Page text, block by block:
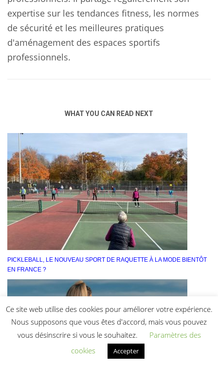
expertise sur les tendances fitness, les normes
de sécurité et les meilleures pratiques
d'aménagement des espaces sportifs
professionnels.
WHAT YOU CAN READ NEXT
PICKLEBALL, LE NOUVEAU SPORT DE RAQUETTE À LA MODE BIENTÔT
EN FRANCE ?
Ce site web utilise des cookies pour améliorer votre expérience.
Nous supposons que vous êtes d'accord, mais vous pouvez
vous désinscrire si vous le souhaitez.
Paramètres des
cookies
Accepter